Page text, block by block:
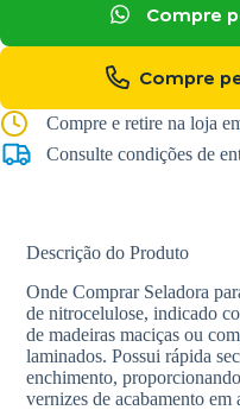
Compre
Compre
Compre e retire na loja
Consulte condições de
Descrição do Produto
Onde Comprar Seladora
de nitrocelulose, indicado
de madeiras maciças ou
laminados. Possui rápida
enchimento,
vernizes de acabamento em